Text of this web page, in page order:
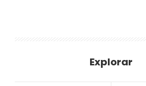
Explorar